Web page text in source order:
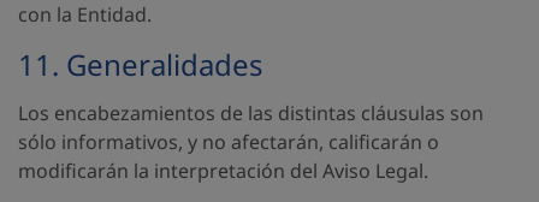
con la Entidad.
11. Generalidades
Los encabezamientos de las distintas cláusulas son
sólo informativos, y no afectarán, calificarán o
modificarán la interpretación del Aviso Legal.